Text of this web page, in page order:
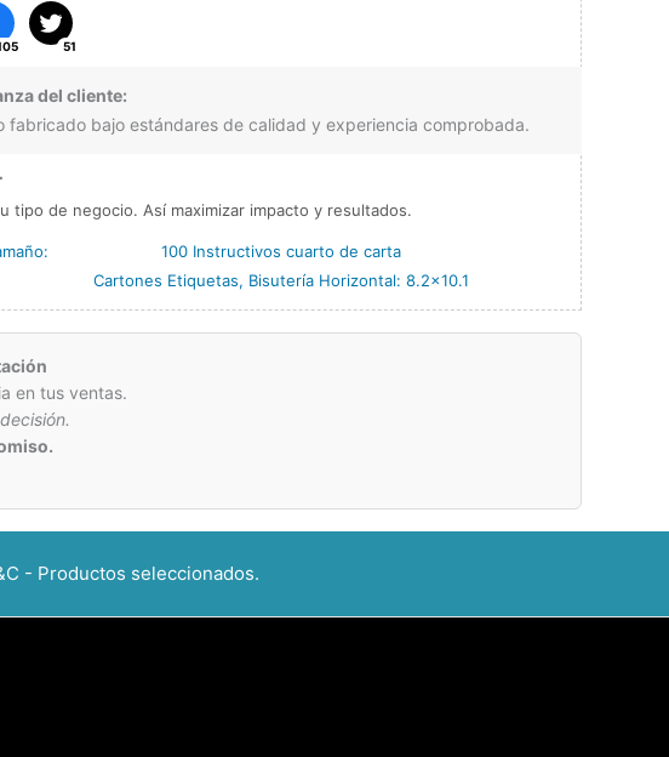
51
del cliente:
fabricado bajo estándares de calidad y experiencia comprobada.
de negocio. Así maximizar impacto y resultados.
100 Instructivos cuarto de carta
Cartones Etiquetas, Bisutería Horizontal: 8.2×10.1
en tus ventas.
- Productos seleccionados.